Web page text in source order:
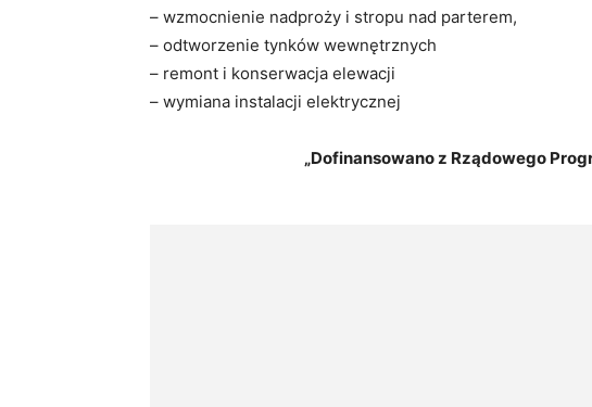
– wzmocnienie nadproży i stropu nad parterem,
– odtworzenie tynków wewnętrznych
– remont i konserwacja elewacji
– wymiana instalacji elektrycznej
„Dofinansowano z Rządowego